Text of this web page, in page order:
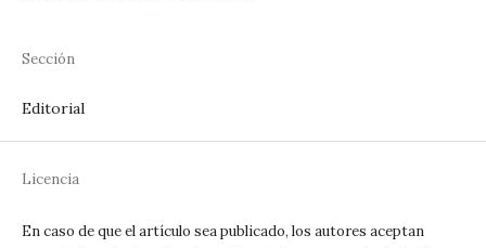
Sección
Editorial
Licencia
En caso de que el artículo sea publicado, los autores aceptan